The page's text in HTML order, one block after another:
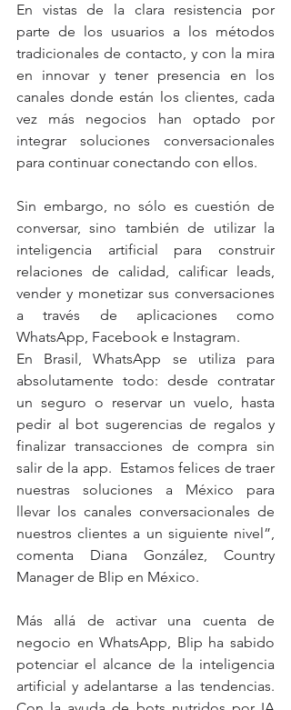
En vistas de la clara resistencia por
parte de los usuarios a los métodos
tradicionales de contacto, y con la mira
en innovar y tener presencia en los
canales donde están los clientes, cada
vez más negocios han optado por
integrar soluciones conversacionales
para continuar conectando con ellos.
Sin embargo, no sólo es cuestión de
conversar, sino también de utilizar la
inteligencia artificial para construir
relaciones de calidad, calificar leads,
vender y monetizar sus conversaciones
a través de aplicaciones como
WhatsApp, Facebook e Instagram.
En Brasil, WhatsApp se utiliza para
absolutamente todo: desde contratar
un seguro o reservar un vuelo, hasta
pedir al bot sugerencias de regalos y
finalizar transacciones de compra sin
salir de la app.  Estamos felices de traer
nuestras soluciones a México para
llevar los canales conversacionales de
nuestros clientes a un siguiente nivel”,
comenta Diana González, Country
Manager de Blip en México.
Más allá de activar una cuenta de
negocio en WhatsApp, Blip ha sabido
potenciar el alcance de la inteligencia
artificial y adelantarse a las tendencias.